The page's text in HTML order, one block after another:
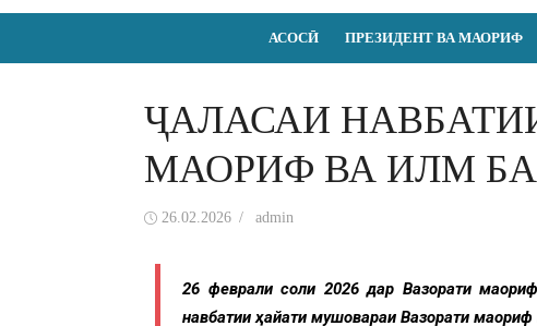
АСОСӢ ПРЕЗИДЕНТ ВА МАОРИФ
ҶАЛАСАИ
МАОРИФ ВА ИЛМ
26.02.2026 admin
26 феврали соли 2026 дар Вазорати
навбатии ҳайати мушовараи Вазорати маориф